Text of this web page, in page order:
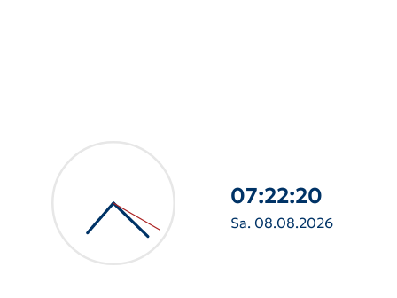
07:22:22
Sa. 08.08.2026